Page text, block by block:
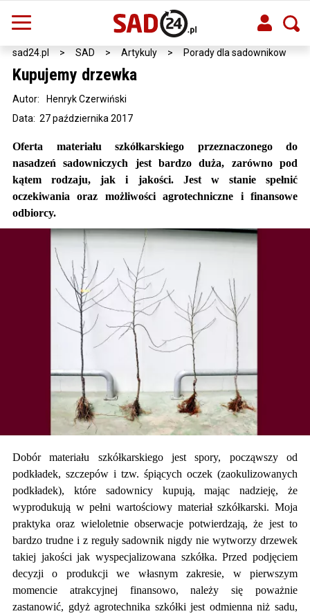
sad24.pl > SAD > Artykuly > Porady dla sadownikow
Kupujemy drzewka
Data: 27 października 2017
Autor: Henryk Czerwiński
Oferta materiału szkółkarskiego przeznaczonego do
nasadzeń sadowniczych jest bardzo duża, zarówno pod
kątem rodzaju, jak i jakości. Jest w stanie spełnić
oczekiwania oraz możliwości agrotechniczne i finansowe
odbiorcy.
Dobór materiału szkółkarskiego jest spory, począwszy od
podkładek, szczepów i tzw. śpiących oczek (zaokulizowanych
podkładek), które sadownicy kupują, mając nadzieję, że
wyprodukują w pełni wartościowy materiał szkółkarski. Moja
praktyka oraz wieloletnie obserwacje potwierdzają, że jest to
bardzo trudne i z reguły sadownik nigdy nie wytworzy drzewek
takiej jakości jak wyspecjalizowana szkółka. Przed podjęciem
decyzji o produkcji we własnym zakresie, w pierwszym
momencie atrakcyjnej finansowo, należy się poważnie
zastanowić, gdyż agrotechnika szkółki jest odmienna niż sadu,